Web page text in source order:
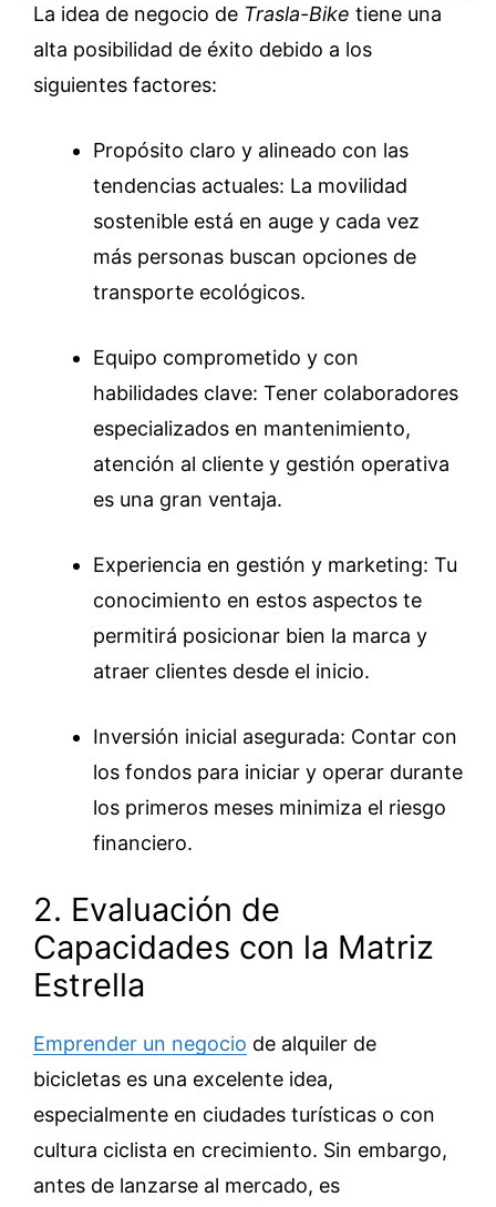
La idea de negocio de Trasla-Bike tiene una
alta posibilidad de éxito debido a los
siguientes factores:
Propósito claro y alineado con las
tendencias actuales: La movilidad
sostenible está en auge y cada vez
más personas buscan opciones de
transporte ecológicos.
Equipo comprometido y con
habilidades clave: Tener colaboradores
especializados en mantenimiento,
atención al cliente y gestión operativa
es una gran ventaja.
Experiencia en gestión y marketing: Tu
conocimiento en estos aspectos te
permitirá posicionar bien la marca y
atraer clientes desde el inicio.
Inversión inicial asegurada: Contar con
los fondos para iniciar y operar durante
los primeros meses minimiza el riesgo
financiero.
2. Evaluación de
Capacidades con la Matriz
Estrella
Emprender un negocio de alquiler de
bicicletas es una excelente idea,
especialmente en ciudades turísticas o con
cultura ciclista en crecimiento. Sin embargo,
antes de lanzarse al mercado, es